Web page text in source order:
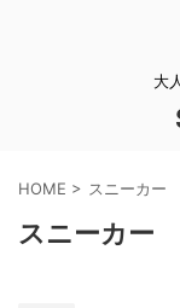
大
HOME > スニーカー
スニーカー